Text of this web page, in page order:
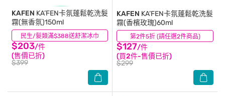
民生/髮類滿$388送舒潔冰巾
KAFEN KA’FEN卡氛蓬鬆乾洗髮
霧(無香氛)150ml
$203/件
(售價已折)
$399
(11) 第2件5折 (請任選2件商品)
KAFEN KA’FEN卡氛蓬鬆乾洗髮
霧(香檳玫瑰)60ml
$127/件
(買2件-售價已折)
$299
(4)